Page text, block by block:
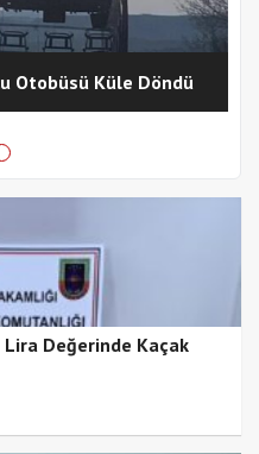
Otobüsü Küle Döndü
Lira Değerinde Kaçak